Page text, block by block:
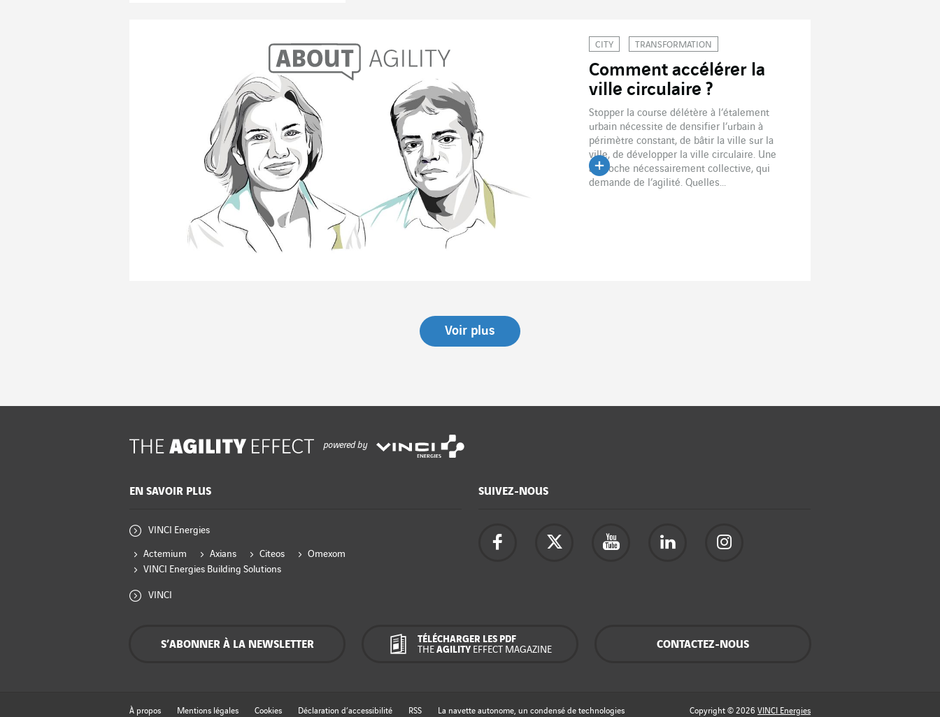
CITY TRANSFORMATION
Comment accélérer la
ville circulaire ?
Stopper la course délétère à l’étalement
urbain nécessite de densifier l’urbain à
périmètre constant, de bâtir la ville sur la
ville, de développer la ville circulaire. Une
approche nécessairement collective, qui
demande de l’agilité. Quelles...
Voir plus
powered by
EN SAVOIR PLUS
VINCI Energies
Actemium Axians Citeos
Omexom
VINCI Energies Building Solutions
VINCI
SUIVEZ-NOUS
S’ABONNER À LA NEWSLETTER
TÉLÉCHARGER LES PDF
THEAGILITY EFFECT MAGAZINE CONTACTEZ-NOUS
À propos Mentions légales Cookies Déclaration d’accessibilité RSS La navette autonome, un condensé de technologies Copyright © 2026 VINCI Energies